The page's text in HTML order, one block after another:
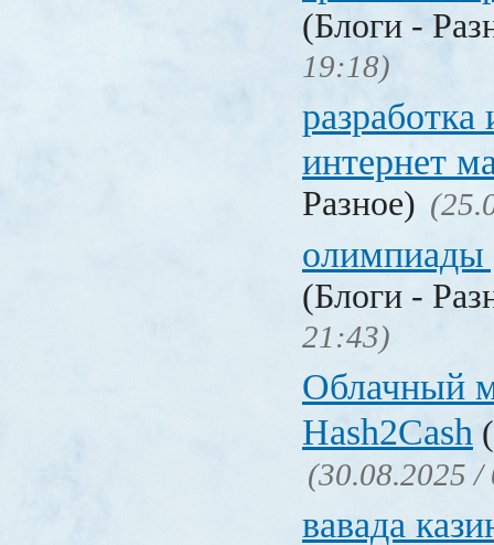
(Блоги -
19:18)
интернет
Разное)
олимпиады
(Блоги -
21:43)
Облачный
Hash2Cash
(30.08.2025 /
вавада